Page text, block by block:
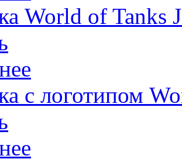
World of Tanks
с логотипом